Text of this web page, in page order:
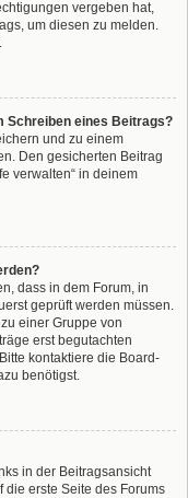
vergeben hat,
um diesen zu melden.
Schreiben eines Beitrags?
und zu einem
Den gesicherten Beitrag
verwalten“ in deinem
dass in dem Forum, in
geprüft werden müssen.
einer Gruppe von
erst begutachten
kontaktiere die Board-
benötigst.
in der Beitragsansicht
die erste Seite des Forums